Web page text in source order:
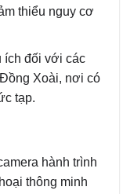
thiểu nguy cơ
ích đối với các
Xoài, nơi có
tạp.
hành trình
thông minh